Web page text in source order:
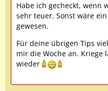
Habe ich gecheckt, wenn
sehr teuer. Sonst wäre
gewesen.
Für deine übrigen Tips
mir die Woche an. Kriege
wieder